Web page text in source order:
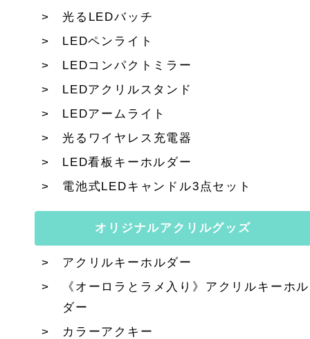
光るLEDバッチ
LEDペンライト
LEDコンパクトミラー
LEDアクリルスタンド
LEDアームライト
光るワイヤレス充電器
LED看板キーホルダー
電池式LEDキャンドル3点セット
オリジナルアクリルグッズ
アクリルキーホルダー
《オーロラとラメ入り》アクリルキーホル
ダー
カラーアクキー